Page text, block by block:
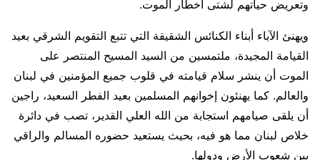
وتعريض حياتهم لشتى أخطار الموت.
ويهنئ الآباء أبناء الكنائس الشقيقة التي تتبع التقويم الشرقي بعيد
القيامة المجيدة، ملتمسين من السيد المسيح المنتصر على
الموت أن ينشر سلام قيامته في قلوب جميع المؤمنين في لبنان
والعالم. كما يهنئون إخوانهم المسلمين بعيد الفطر السعيد، راجين
أن يلقى صيامهم استجابة من الله العلي القدير، تصب في دائرة
خلاص لبنان مما هو فيه، بحيث يستعيد حضوره المسالم والراقي
بين شعوب الأرض ودولها.